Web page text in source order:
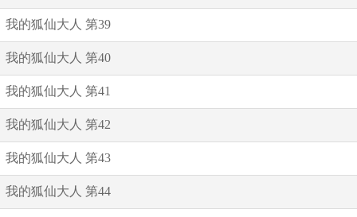
我的狐仙大人 第39
我的狐仙大人 第40
我的狐仙大人 第41
我的狐仙大人 第42
我的狐仙大人 第43
我的狐仙大人 第44